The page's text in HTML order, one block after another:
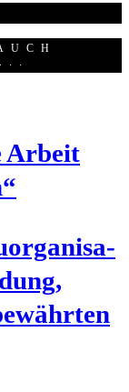
Arbeit